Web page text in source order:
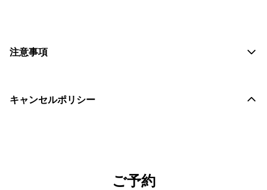
注意事項
キャンセルポリシー
ご予約